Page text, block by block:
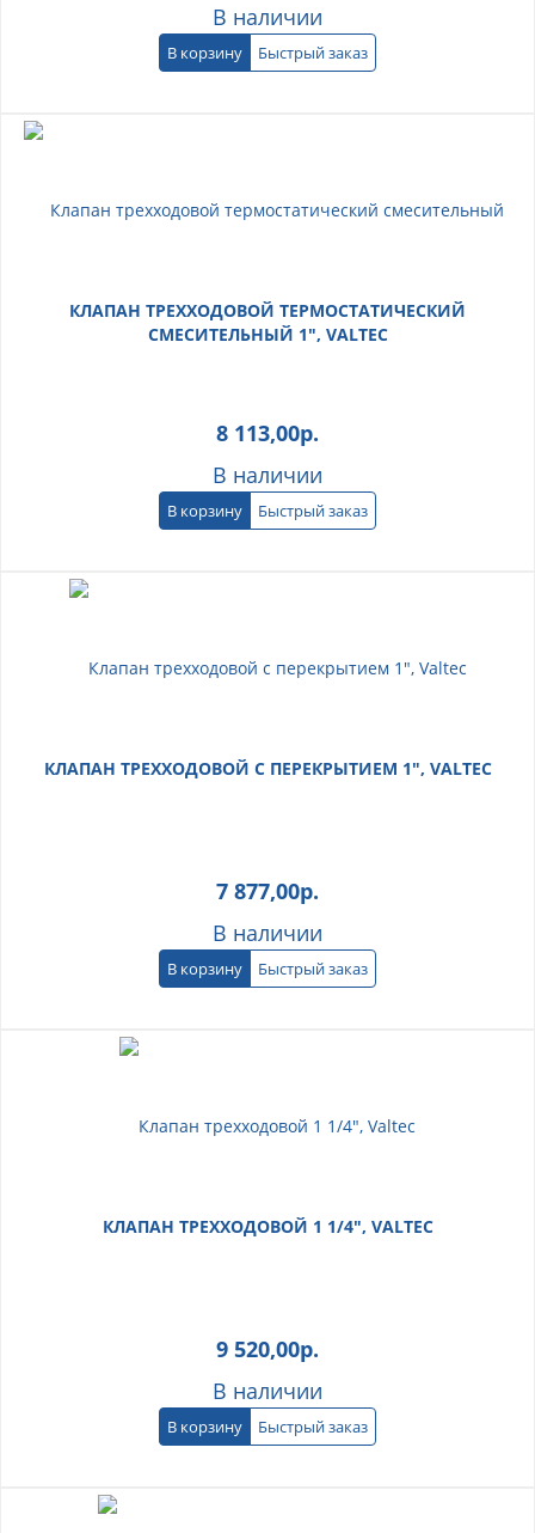
В наличии
В корзину Быстрый заказ
КЛАПАН ТРЕХХОДОВОЙ ТЕРМОСТАТИЧЕСКИЙ
СМЕСИТЕЛЬНЫЙ 1", VALTEC
8 113,00р.
В наличии
В корзину Быстрый заказ
КЛАПАН ТРЕХХОДОВОЙ С ПЕРЕКРЫТИЕМ 1", VALTEC
7 877,00р.
В наличии
В корзину Быстрый заказ
КЛАПАН ТРЕХХОДОВОЙ 1 1/4", VALTEC
9 520,00р.
В наличии
В корзину Быстрый заказ